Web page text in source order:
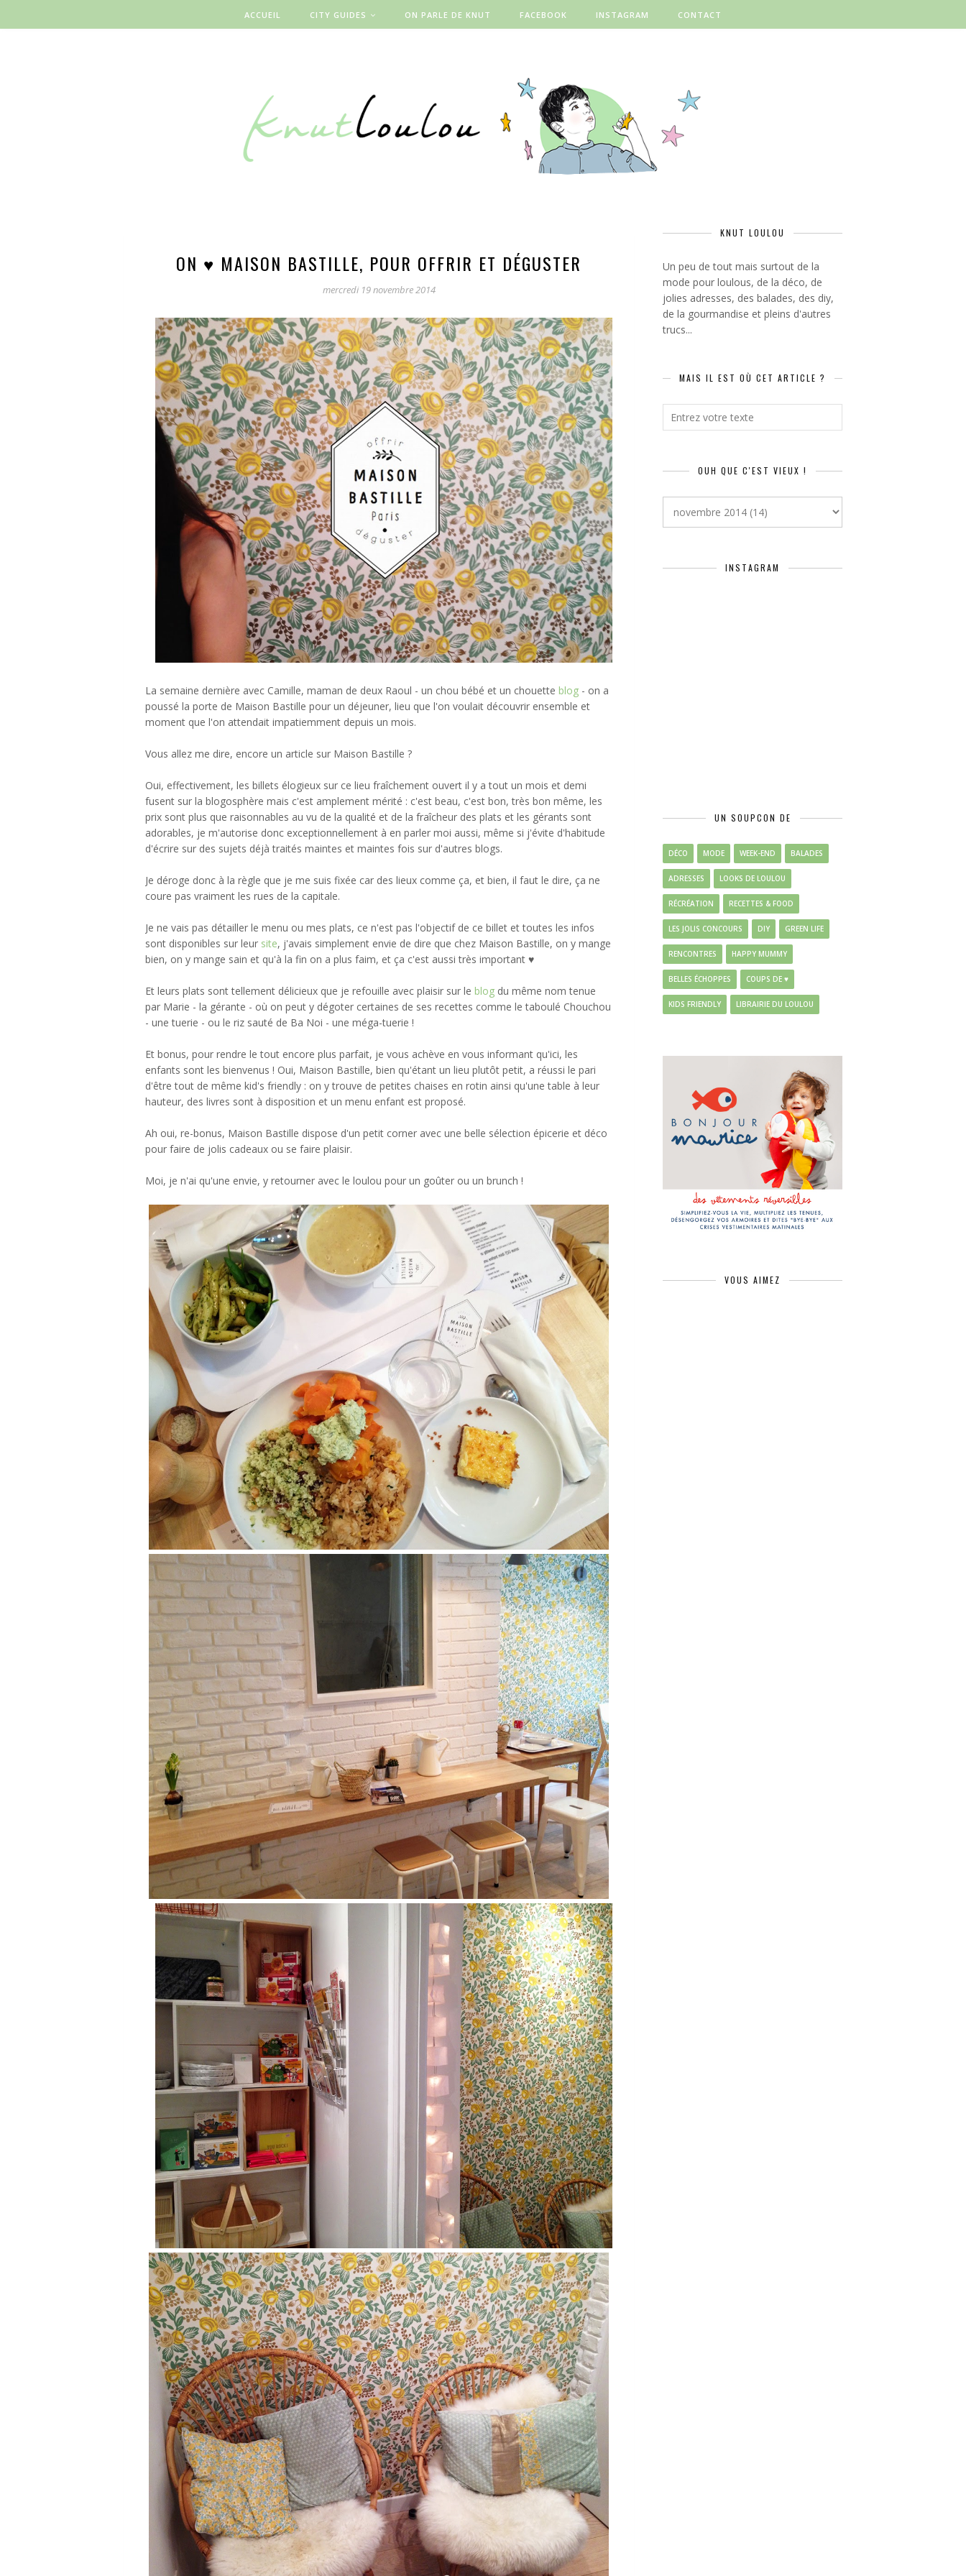
ACCUEIL CITY GUIDES ON PARLE DE KNUT FACEBOOK INSTAGRAM CONTACT
ON ♥ MAISON BASTILLE, POUR OFFRIR ET DÉGUSTER
mercredi 19 novembre 2014
La semaine dernière avec Camille, maman de deux Raoul - un chou bébé et un chouette blog - on a
poussé la porte de Maison Bastille pour un déjeuner, lieu que l'on voulait découvrir ensemble et
moment que l'on attendait impatiemment depuis un mois.
Vous allez me dire, encore un article sur Maison Bastille ?
Oui, effectivement, les billets élogieux sur ce lieu fraîchement ouvert il y a tout un mois et demi
fusent sur la blogosphère mais c'est amplement mérité : c'est beau, c'est bon, très bon même, les
prix sont plus que raisonnables au vu de la qualité et de la fraîcheur des plats et les gérants sont
adorables, je m'autorise donc exceptionnellement à en parler moi aussi, même si j'évite d'habitude
d'écrire sur des sujets déjà traités maintes et maintes fois sur d'autres blogs.
Je déroge donc à la règle que je me suis fixée car des lieux comme ça, et bien, il faut le dire, ça ne
coure pas vraiment les rues de la capitale.
Je ne vais pas détailler le menu ou mes plats, ce n'est pas l'objectif de ce billet et toutes les infos
sont disponibles sur leur site, j'avais simplement envie de dire que chez Maison Bastille, on y mange
bien, on y mange sain et qu'à la fin on a plus faim, et ça c'est aussi très important ♥
Et leurs plats sont tellement délicieux que je refouille avec plaisir sur le blog du même nom tenue
par Marie - la gérante - où on peut y dégoter certaines de ses recettes comme le taboulé Chouchou
- une tuerie - ou le riz sauté de Ba Noi - une méga-tuerie !
Et bonus, pour rendre le tout encore plus parfait, je vous achève en vous informant qu'ici, les
enfants sont les bienvenus ! Oui, Maison Bastille, bien qu'étant un lieu plutôt petit, a réussi le pari
d'être tout de même kid's friendly : on y trouve de petites chaises en rotin ainsi qu'une table à leur
hauteur, des livres sont à disposition et un menu enfant est proposé.
Ah oui, re-bonus, Maison Bastille dispose d'un petit corner avec une belle sélection épicerie et déco
pour faire de jolis cadeaux ou se faire plaisir.
Moi, je n'ai qu'une envie, y retourner avec le loulou pour un goûter ou un brunch !
KNUT LOULOU
Un peu de tout mais surtout de la
mode pour loulous, de la déco, de
jolies adresses, des balades, des diy,
de la gourmandise et pleins d'autres
trucs...
MAIS IL EST OÙ CET ARTICLE ?
OUH QUE C'EST VIEUX !
INSTAGRAM
UN SOUPCON DE
DÉCO MODE WEEK-END BALADES
ADRESSES LOOKS DE LOULOU
RÉCRÉATION RECETTES & FOOD
LES JOLIS CONCOURS DIY GREEN LIFE
RENCONTRES HAPPY MUMMY
BELLES ÉCHOPPES COUPS DE ♥
KIDS FRIENDLY LIBRAIRIE DU LOULOU
VOUS AIMEZ